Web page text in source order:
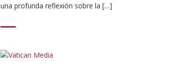
una profunda reflexión sobre la […]